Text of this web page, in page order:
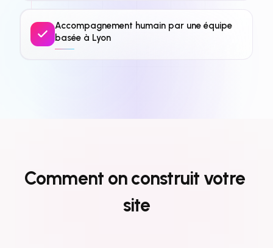
Accompagnement humain par une équipe
basée à Lyon
Comment onconstruit votre
site